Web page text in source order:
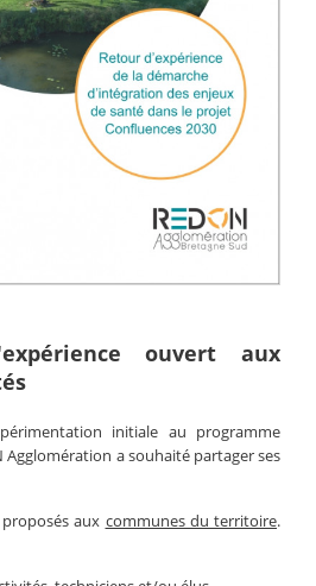
ouvert aux
initiale au programme
Agglomération a souhaité partager ses
aux communes du territoire.